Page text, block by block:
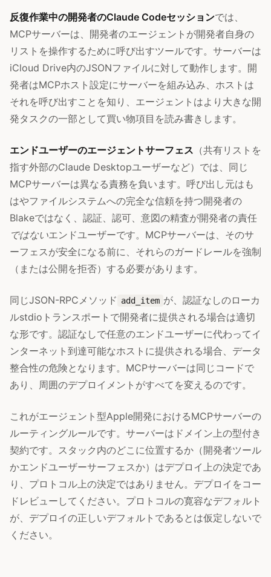
反復作業中の開発者のClaude Codeセッションでは、
MCPサーバーは、開発者のエージェントが開発者自身の
リストを操作するために呼び出すツールです。サーバーは
iCloud Drive内のJSONファイルに対して動作します。開
発者はMCPホスト設定にサーバーを組み込み、ホストは
それを呼び出すことを知り、エージェントはより大きな開
発タスクの一部として買い物項目を読み書きします。
エンドユーザーのエージェントサーフェス （共有リストを
指す外部のClaude Desktopユーザーなど）では、同じ
MCPサーバーは異なる責務を負います。呼び出し元はも
はやファイルシステムへの完全な信頼を持つ開発者の
Blakeではなく、認証、認可、意図の精査が開発者の責任
ではないエンドユーザーです。MCPサーバーは、そのサ
ーフェスが安全になる前に、それらのガードレールを強制
（または公開を拒否）する必要があります。
同じJSON-RPCメソッド add_item が、認証なしのローカ
ルstdioトランスポートで開発者に提供される場合は適切
な形です。認証なしで任意のエンドユーザーに代わってイ
ンターネット到達可能なホストに提供される場合、データ
整合性の危険となります。MCPサーバーは同じコードで
あり、周囲のデプロイメントがすべてを変えるのです。
これがエージェント型Apple開発におけるMCPサーバーの
ルーティングルールです。サーバーはドメイン上の型付き
契約です。スタック内のどこに位置するか（開発者ツール
かエンドユーザーサーフェスか）はデプロイ上の決定であ
り、プロトコル上の決定ではありません。デプロイをコー
ドレビューしてください。プロトコルの寛容なデフォルト
が、デプロイの正しいデフォルトであるとは仮定しないで
ください。